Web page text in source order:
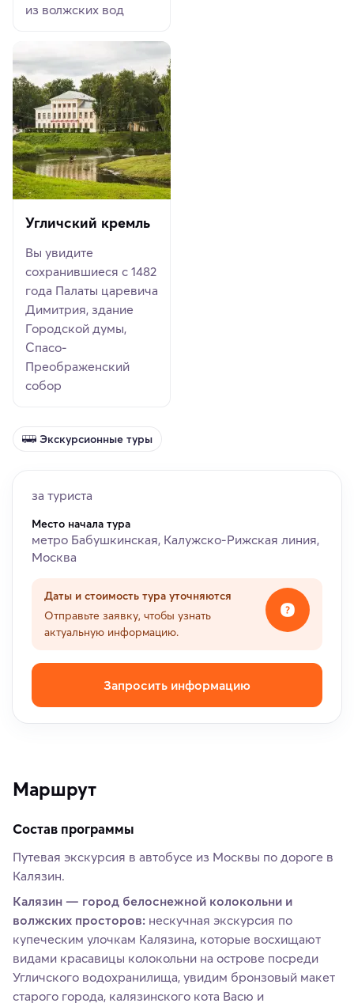
из волжских вод
Угличский кремль
Вы увидите
сохранившиеся с 1482
года Палаты царевича
Димитрия, здание
Городской думы,
Спасо-
Преображенский
собор
Экскурсионные туры
за туриста
Место начала тура
метро Бабушкинская, Калужско-Рижская линия,
Москва
Даты и стоимость тура уточняются
Отправьте заявку, чтобы узнать
актуальную информацию.
Запросить информацию
Маршрут
Состав программы
Путевая экскурсия в автобусе из Москвы по дороге в
Калязин.
Калязин — город белоснежной колокольни и
волжских просторов: нескучная экскурсия по
купеческим улочкам Калязина, которые восхищают
видами красавицы колокольни на острове посреди
Угличского водохранилища, увидим бронзовый макет
старого города, калязинского кота Васю и